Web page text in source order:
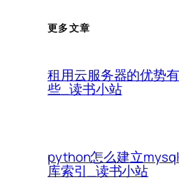
更多文章
租用云服务器的优势
些_读书小站
python怎么建立
库索引_读书小站